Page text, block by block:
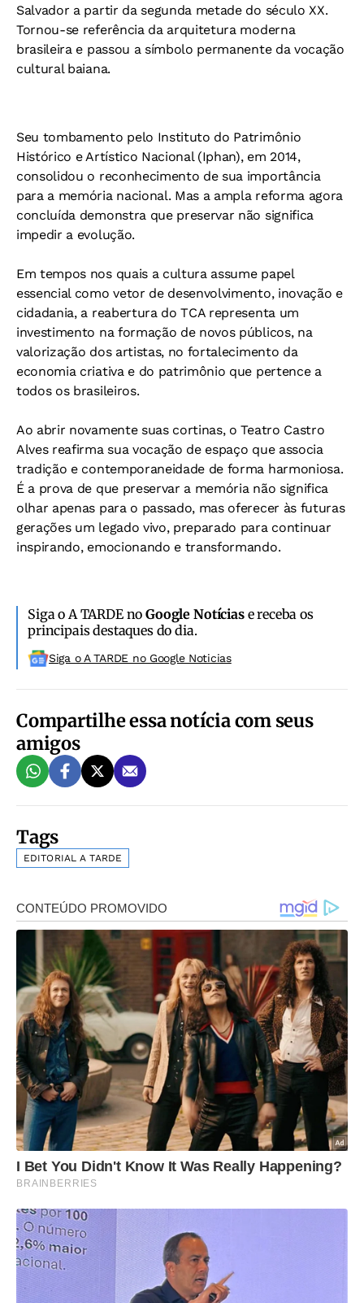
Salvador a partir da segunda metade do século XX.
Tornou-se referência da arquitetura moderna
brasileira e passou a símbolo permanente da vocação
cultural baiana.
Seu tombamento pelo Instituto do Patrimônio
Histórico e Artístico Nacional (Iphan), em 2014,
consolidou o reconhecimento de sua importância
para a memória nacional. Mas a ampla reforma agora
concluída demonstra que preservar não significa
impedir a evolução.
Em tempos nos quais a cultura assume papel
essencial como vetor de desenvolvimento, inovação e
cidadania, a reabertura do TCA representa um
investimento na formação de novos públicos, na
valorização dos artistas, no fortalecimento da
economia criativa e do patrimônio que pertence a
todos os brasileiros.
Ao abrir novamente suas cortinas, o Teatro Castro
Alves reafirma sua vocação de espaço que associa
tradição e contemporaneidade de forma harmoniosa.
É a prova de que preservar a memória não significa
olhar apenas para o passado, mas oferecer às futuras
gerações um legado vivo, preparado para continuar
inspirando, emocionando e transformando.
Siga o A TARDE noGoogle Notíciase receba os
principais destaques do dia.
Siga o A TARDE no Google Noticias
Compartilhe essa notícia com seus
amigos
Tags
EDITORIAL A TARDE